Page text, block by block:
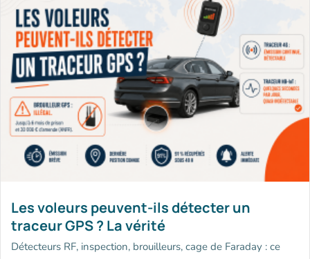
Les voleurs peuvent-ils détecter un
traceur GPS ? La vérité
Détecteurs RF, inspection, brouilleurs, cage de Faraday : ce